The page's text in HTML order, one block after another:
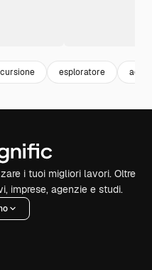
esploratore
i tuoi migliori lavori. Oltre
imprese, agenzie e studi.